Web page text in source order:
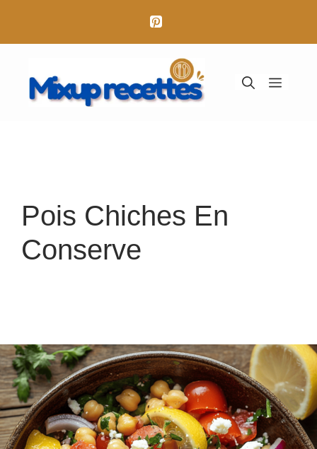
contenu
Menu
Pois Chiches En
Conserve